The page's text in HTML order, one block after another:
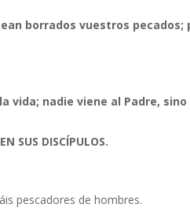
borrados vuestros pecados;
vida; nadie viene al Padre,
SUS DISCÍPULOS.
pescadores de hombres.